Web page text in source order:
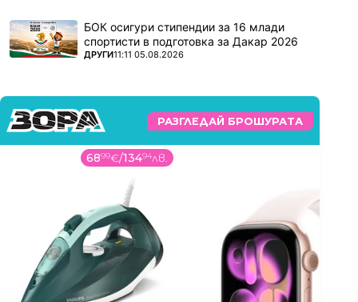
БОК осигури стипендии за 16 млади
спортисти в подготовка за Дакар 2026
ПОВЕЧЕ ОТ
ДРУГИ11:11 05.08.2026
РАЗГЛЕДАЙ БРОШУРАТА
6899€/13494лв.